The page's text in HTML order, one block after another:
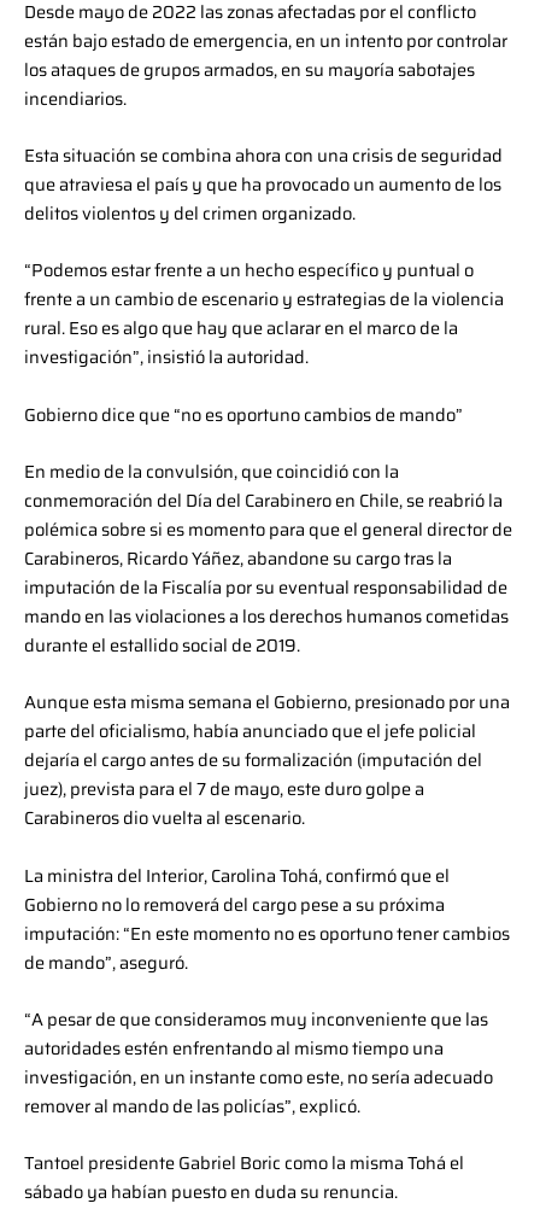
Desde mayo de 2022 las zonas afectadas por el conflicto
están bajo estado de emergencia, en un intento por controlar
los ataques de grupos armados, en su mayoría sabotajes
incendiarios.
Esta situación se combina ahora con una crisis de seguridad
que atraviesa el país y que ha provocado un aumento de los
delitos violentos y del crimen organizado.
“Podemos estar frente a un hecho específico y puntual o
frente a un cambio de escenario y estrategias de la violencia
rural. Eso es algo que hay que aclarar en el marco de la
investigación”, insistió la autoridad.
Gobierno dice que “no es oportuno cambios de mando”
En medio de la convulsión, que coincidió con la
conmemoración del Día del Carabinero en Chile, se reabrió la
polémica sobre si es momento para que el general director de
Carabineros, Ricardo Yáñez, abandone su cargo tras la
imputación de la Fiscalía por su eventual responsabilidad de
mando en las violaciones a los derechos humanos cometidas
durante el estallido social de 2019.
Aunque esta misma semana el Gobierno, presionado por una
parte del oficialismo, había anunciado que el jefe policial
dejaría el cargo antes de su formalización (imputación del
juez), prevista para el 7 de mayo, este duro golpe a
Carabineros dio vuelta al escenario.
La ministra del Interior, Carolina Tohá, confirmó que el
Gobierno no lo removerá del cargo pese a su próxima
imputación: “En este momento no es oportuno tener cambios
de mando”, aseguró.
“A pesar de que consideramos muy inconveniente que las
autoridades estén enfrentando al mismo tiempo una
investigación, en un instante como este, no sería adecuado
remover al mando de las policías”, explicó.
Tantoel presidente Gabriel Boric como la misma Tohá el
sábado ya habían puesto en duda su renuncia.